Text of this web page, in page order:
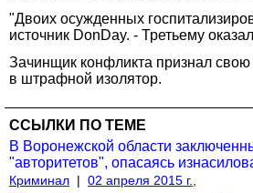
"Двоих осужденных
источник DonDay. - Третьему
Зачинщик конфликта признал
в штрафной изолятор.
ССЫЛКИ ПО ТЕМЕ
В Воронежской области
"авторитетов", опасаясь
Криминал | 02 апреля 2015 г.,